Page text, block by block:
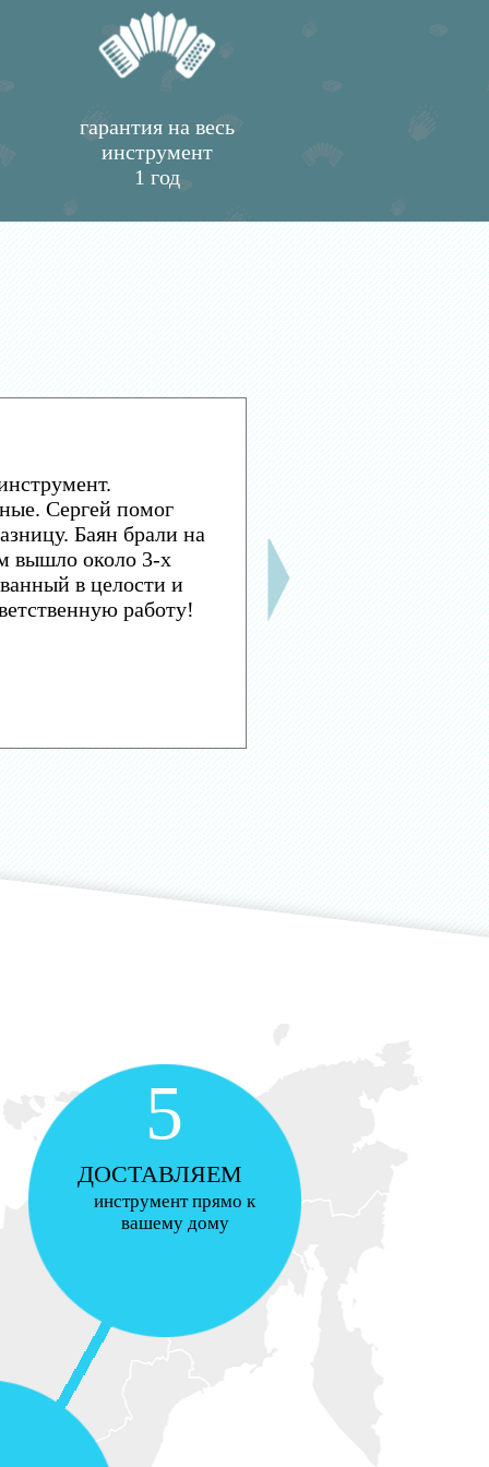
гарантия на весь
инструмент
1 год
Сергей помог
Баян брали на
вышло около 3-х
в целости и
работу!
5
ДОСТАВЛЯЕМ
инструмент прямо к
вашему дому